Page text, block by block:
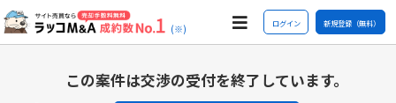
(※) ログイン 新規登録（無料）
この案件は交渉の受付を終了しています。